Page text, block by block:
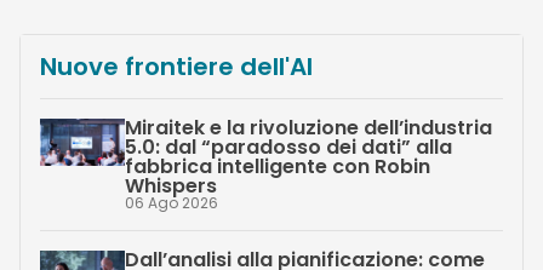
Nuove frontiere dell'AI
Miraitek e la rivoluzione dell’industria
5.0: dal “paradosso dei dati” alla
fabbrica intelligente con Robin
Whispers
06 Ago 2026
Dall’analisi alla pianificazione: come